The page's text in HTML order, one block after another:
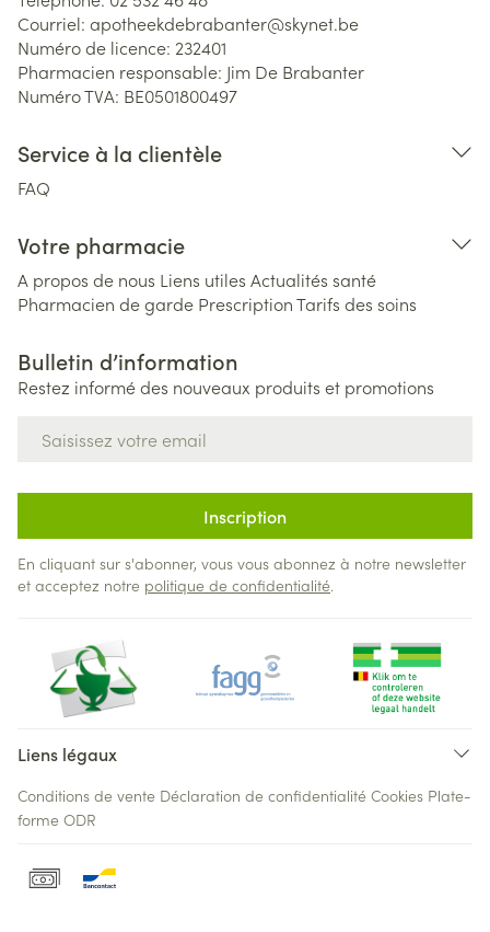
Courriel: apotheekdebrabanter@skynet.be
Numéro de licence: 232401
Pharmacien responsable: Jim De Brabanter
Numéro TVA: BE0501800497
Service à la clientèle
FAQ
Votre pharmacie
A propos de nous Liens utiles Actualités santé
Pharmacien de garde PrescriptionTarifs des soins
Bulletin d’information
Restez informé des nouveaux produits et promotions
Inscription
En cliquant sur s'abonner, vous vous abonnez à notre newsletter
et acceptez notre politique de confidentialité.
Liens légaux
Conditions de vente Déclaration de confidentialité Cookies Plate-
forme ODR